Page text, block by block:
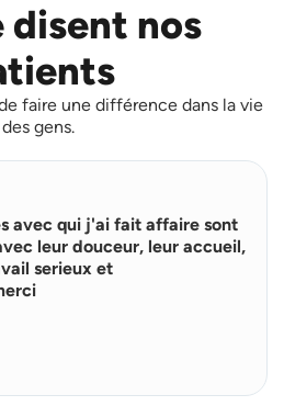
disent nos
faire une différence dans la vie
des gens.
avec qui j'ai fait affaire sont
leur douceur, leur accueil,
serieux et
L